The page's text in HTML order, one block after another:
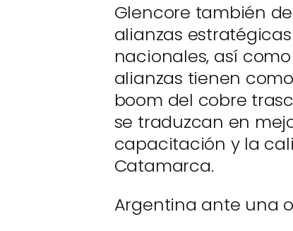
Glencore también
alianzas
nacionales, así
alianzas tienen
boom del cobre
se traduzcan en
capacitación y la
Catamarca.
Argentina ante una